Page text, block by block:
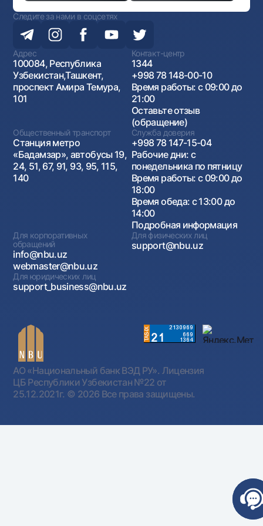
Следите за нами в соцсетях
Адрес
100084, Республика
Узбекистан,Ташкент,
проспект Амира Темура,
101
Контакт-центр
1344
+998 78 148-00-10
Время работы: с 09:00 до
21:00
Оставьте отзыв
(обращение)
Общественный транспорт
Станция метро
«Бадамзар», автобусы 19,
24, 51, 67, 91, 93, 95, 115,
140
Служба доверия
+998 78 147-15-04
Рабочие дни: с
понедельника по пятницу
Время работы: с 09:00 до
18:00
Время обеда: с 13:00 до
14:00
Подробная информация
Для корпоративных
обращений
info@nbu.uz
webmaster@nbu.uz
Для физических лиц
support@nbu.uz
Для юридических лиц
support_business@nbu.uz
АО «Национальный банк ВЭД РУ». Лицензия
ЦБ Республики Узбекистан №22 от
25.12.2021г. © 2026 Все права защищены.